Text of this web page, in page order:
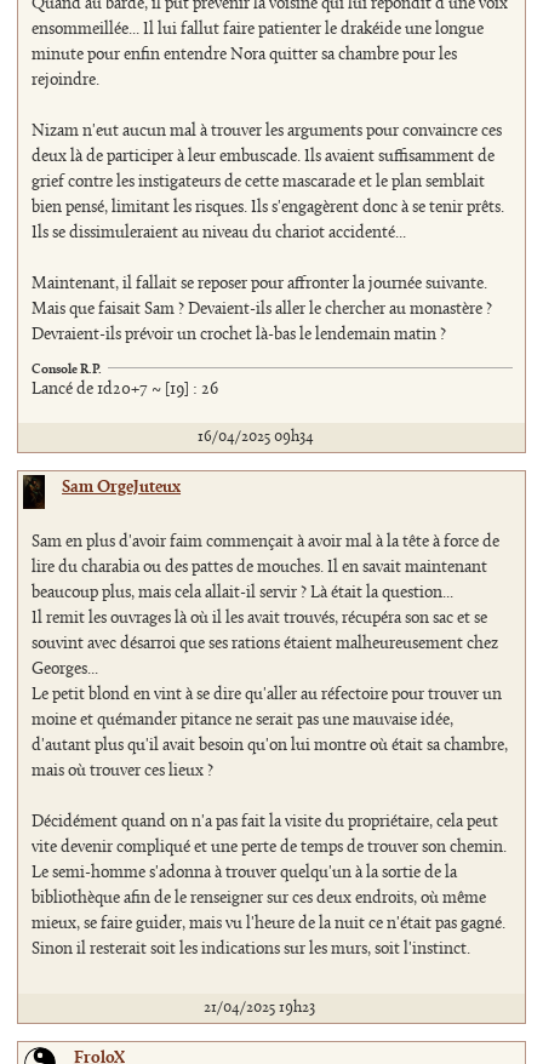
Quand au barde, il put prévenir la voisine qui lui répondit d'une voix
ensommeillée... Il lui fallut faire patienter le drakéide une longue
minute pour enfin entendre Nora quitter sa chambre pour les
rejoindre.
Nizam n'eut aucun mal à trouver les arguments pour convaincre ces
deux là de participer à leur embuscade. Ils avaient suffisamment de
grief contre les instigateurs de cette mascarade et le plan semblait
bien pensé, limitant les risques. Ils s'engagèrent donc à se tenir prêts.
Ils se dissimuleraient au niveau du chariot accidenté...
Maintenant, il fallait se reposer pour affronter la journée suivante.
Mais que faisait Sam ? Devaient-ils aller le chercher au monastère ?
Devraient-ils prévoir un crochet là-bas le lendemain matin ?
Console R.P.
Lancé de 1d20+7 ~ [19] : 26
16/04/2025 09h34
Sam OrgeJuteux
Sam en plus d'avoir faim commençait à avoir mal à la tête à force de
lire du charabia ou des pattes de mouches. Il en savait maintenant
beaucoup plus, mais cela allait-il servir ? Là était la question...
Il remit les ouvrages là où il les avait trouvés, récupéra son sac et se
souvint avec désarroi que ses rations étaient malheureusement chez
Georges...
Le petit blond en vint à se dire qu'aller au réfectoire pour trouver un
moine et quémander pitance ne serait pas une mauvaise idée,
d'autant plus qu'il avait besoin qu'on lui montre où était sa chambre,
mais où trouver ces lieux ?
Décidément quand on n'a pas fait la visite du propriétaire, cela peut
vite devenir compliqué et une perte de temps de trouver son chemin.
Le semi-homme s'adonna à trouver quelqu'un à la sortie de la
bibliothèque afin de le renseigner sur ces deux endroits, où même
mieux, se faire guider, mais vu l'heure de la nuit ce n'était pas gagné.
Sinon il resterait soit les indications sur les murs, soit l'instinct.
21/04/2025 19h23
FroloX